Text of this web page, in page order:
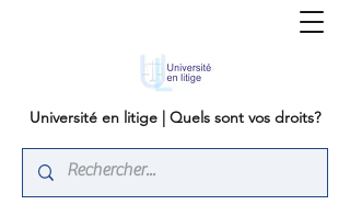
Université en litige | Quels sont vos droits?